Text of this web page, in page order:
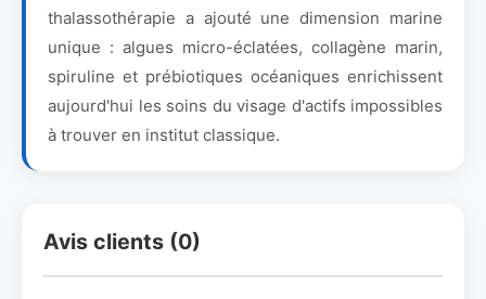
thalassothérapie a ajouté une dimension marine
unique : algues micro-éclatées, collagène marin,
spiruline et prébiotiques océaniques enrichissent
aujourd'hui les soins du visage d'actifs impossibles
à trouver en institut classique.
Avis clients (0)